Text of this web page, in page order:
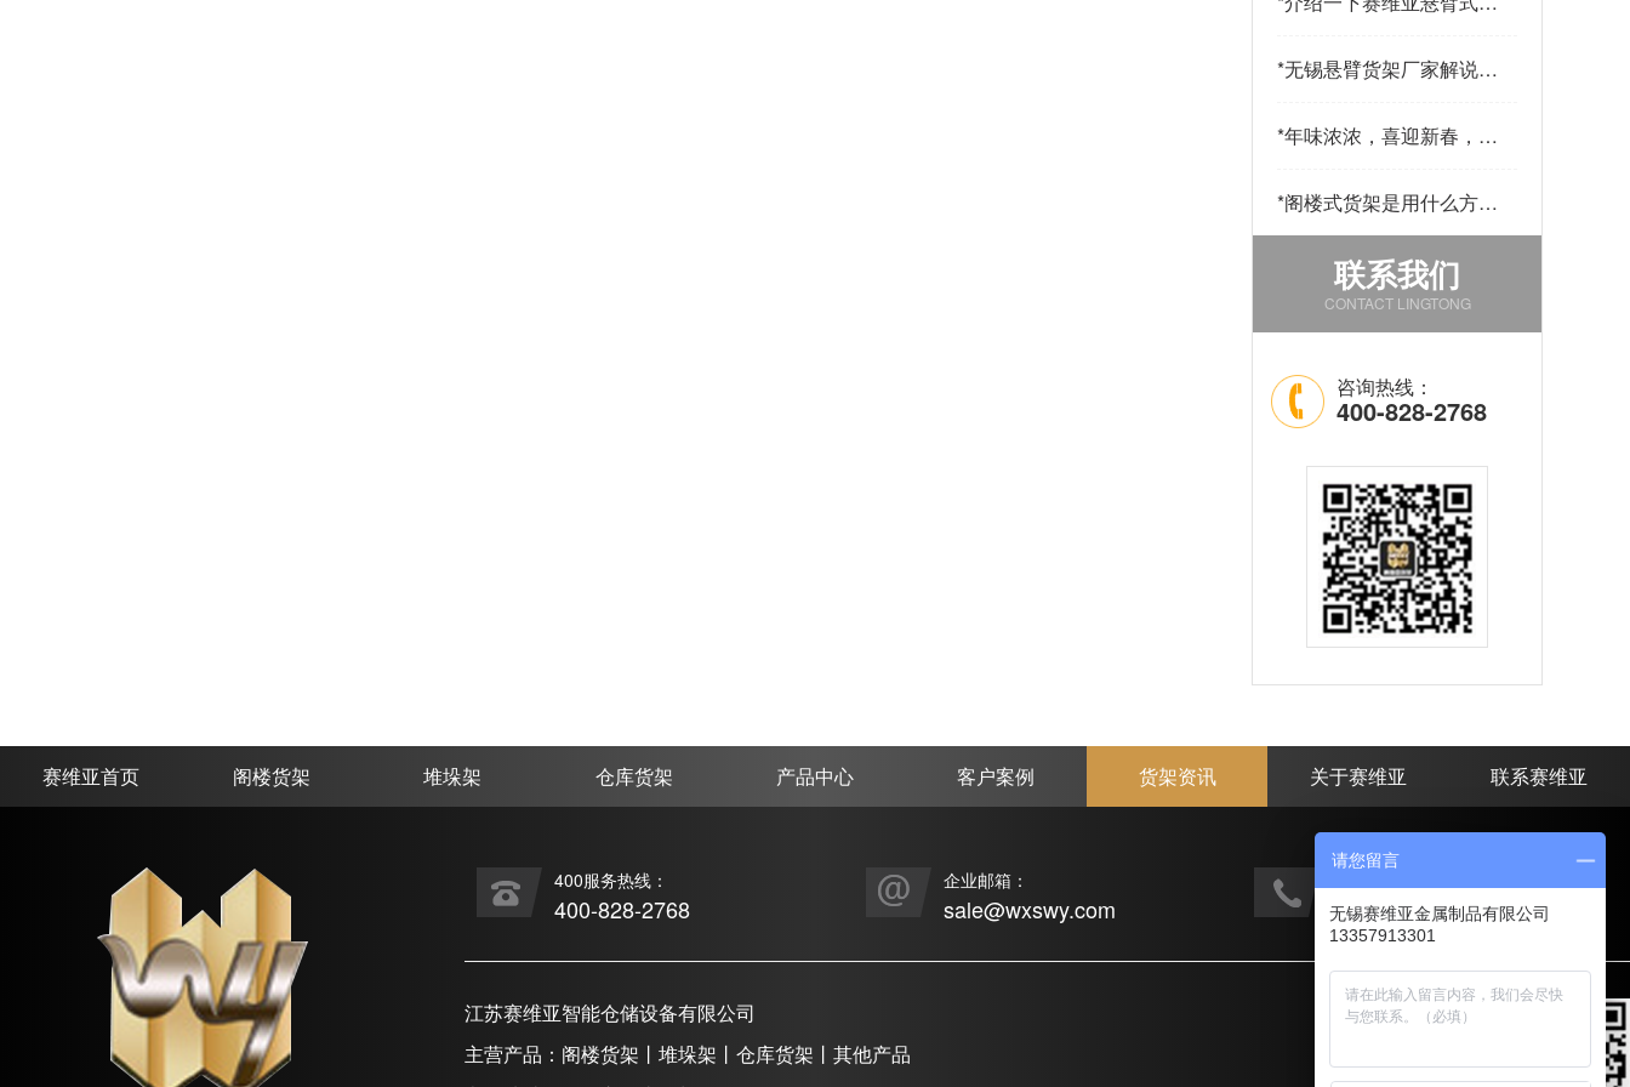
*无锡悬臂货架厂家解说悬
*年味浓浓，喜迎新春，公
*阁楼式货架是用什么方法
改善仓库中的环境的
联系我们
CONTACT LINGTONG
咨询热线：
400-828-2768
赛维亚首页 阁楼货架 堆垛架 仓库货架 产品中心 客户案例 货架资讯 关于赛维亚 联系赛维亚
400服务热线：
400-828-2768
企业邮箱：
sale@wxswy.com 133-5791-3301
江苏赛维亚智能仓储设备有限公司
主营产品：阁楼货架丨堆垛架丨仓库货架丨其他产品
请您留言
无锡赛维亚金属制品有限公司
13357913301